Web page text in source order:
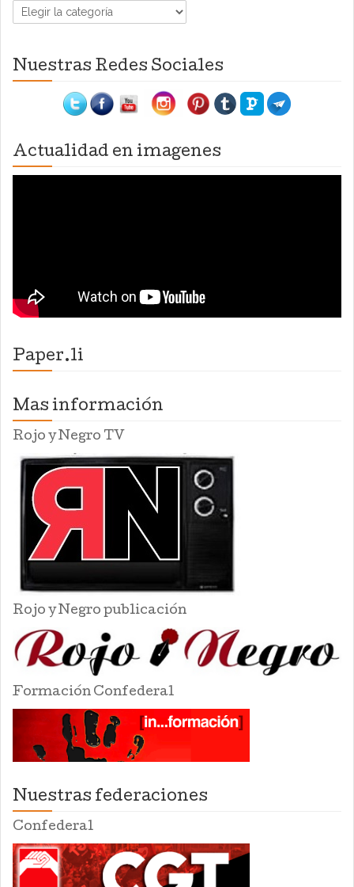
Categorías
Nuestras Redes Sociales
Actualidad en imagenes
Paper.li
Mas información
Rojo y Negro TV
Rojo y Negro publicación
Formación Confederal
Nuestras federaciones
Confederal